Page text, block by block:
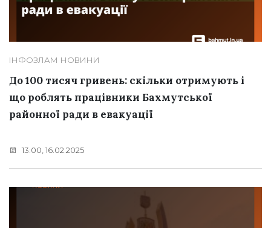
ІНФОЗЛАМ НОВИНИ
До 100 тисяч гривень: скільки отримують і
що роблять працівники Бахмутської
районної ради в евакуації
13:00, 16.02.2025